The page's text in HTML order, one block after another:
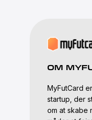
OM
MyFutCard
startup, der
om at skabe